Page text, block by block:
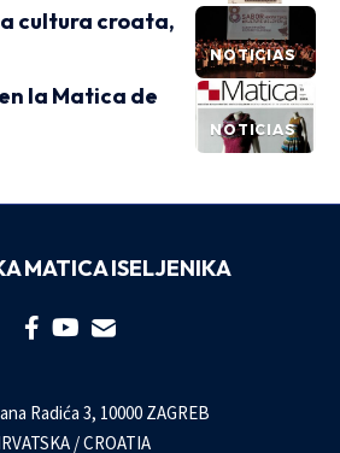
NOTICIAS
cultura croata,
NOTICIAS
la Matica de
MATICA ISELJENIKA
Radića 3, 10000 ZAGREB
/ CROATIA